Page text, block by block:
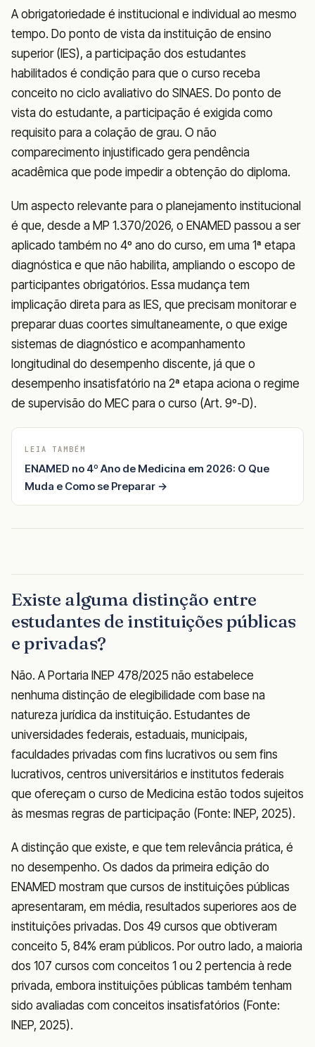
A obrigatoriedade é institucional e individual ao mesmo
tempo. Do ponto de vista da instituição de ensino
superior (IES), a participação dos estudantes
habilitados é condição para que o curso receba
conceito no ciclo avaliativo do SINAES. Do ponto de
vista do estudante, a participação é exigida como
requisito para a colação de grau. O não
comparecimento injustificado gera pendência
acadêmica que pode impedir a obtenção do diploma.
Um aspecto relevante para o planejamento institucional
é que, desde a MP 1.370/2026, o ENAMED passou a ser
aplicado também no 4º ano do curso, em uma 1ª etapa
diagnóstica e que não habilita, ampliando o escopo de
participantes obrigatórios. Essa mudança tem
implicação direta para as IES, que precisam monitorar e
preparar duas coortes simultaneamente, o que exige
sistemas de diagnóstico e acompanhamento
longitudinal do desempenho discente, já que o
desempenho insatisfatório na 2ª etapa aciona o regime
de supervisão do MEC para o curso (Art. 9º-D).
LEIA TAMBÉM
ENAMED no 4º Ano de Medicina em 2026: O Que
Muda e Como se Preparar →
Existe alguma distinção entre
estudantes de instituições públicas
e privadas?
Não. A Portaria INEP 478/2025 não estabelece
nenhuma distinção de elegibilidade com base na
natureza jurídica da instituição. Estudantes de
universidades federais, estaduais, municipais,
faculdades privadas com fins lucrativos ou sem fins
lucrativos, centros universitários e institutos federais
que ofereçam o curso de Medicina estão todos sujeitos
às mesmas regras de participação (Fonte: INEP, 2025).
A distinção que existe, e que tem relevância prática, é
no desempenho. Os dados da primeira edição do
ENAMED mostram que cursos de instituições públicas
apresentaram, em média, resultados superiores aos de
instituições privadas. Dos 49 cursos que obtiveram
conceito 5, 84% eram públicos. Por outro lado, a maioria
dos 107 cursos com conceitos 1 ou 2 pertencia à rede
privada, embora instituições públicas também tenham
sido avaliadas com conceitos insatisfatórios (Fonte:
INEP, 2025).